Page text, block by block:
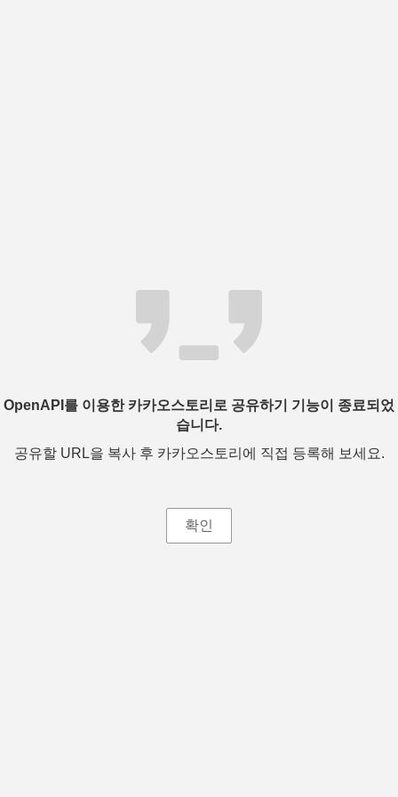
OpenAPI를 이용한 카카오스토리로 공유하기 기능이 종료되었
습니다.
공유할 URL을 복사 후 카카오스토리에 직접 등록해 보세요.
확인